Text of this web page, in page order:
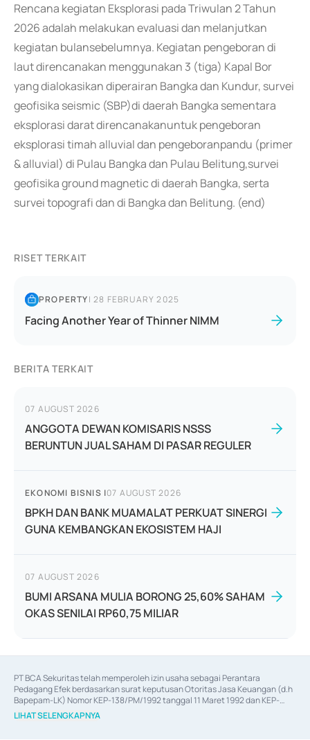
Rencana kegiatan Eksplorasi pada Triwulan 2 Tahun
2026 adalah melakukan evaluasi dan melanjutkan
kegiatan bulansebelumnya. Kegiatan pengeboran di
laut direncanakan menggunakan 3 (tiga) Kapal Bor
yang dialokasikan diperairan Bangka dan Kundur, survei
geofisika seismic (SBP)di daerah Bangka sementara
eksplorasi darat direncanakanuntuk pengeboran
eksplorasi timah alluvial dan pengeboranpandu (primer
& alluvial) di Pulau Bangka dan Pulau Belitung,survei
geofisika ground magnetic di daerah Bangka, serta
survei topografi dan di Bangka dan Belitung. (end)
RISET TERKAIT
PROPERTY|28 FEBRUARY 2025
Facing Another Year of Thinner NIMM
BERITA TERKAIT
07 AUGUST 2026
ANGGOTA DEWAN KOMISARIS NSSS
BERUNTUN JUAL SAHAM DI PASAR REGULER
EKONOMI BISNIS |07 AUGUST 2026
BPKH DAN BANK MUAMALAT PERKUAT SINERGI
GUNA KEMBANGKAN EKOSISTEM HAJI
07 AUGUST 2026
BUMI ARSANA MULIA BORONG 25,60% SAHAM
OKAS SENILAI RP60,75 MILIAR
PT BCA Sekuritas telah memperoleh izin usaha sebagai Perantara
Pedagang Efek berdasarkan surat keputusan Otoritas Jasa Keuangan (d.h
Bapepam-LK) Nomor KEP-138/PM/1992 tanggal 11 Maret 1992 dan KEP-
06/D.04/2014 tanggal 28 Februari 2014, izin usaha sebagai Penjamin Emisi
Efek berdasarkan surat keputusan Otoritas Jasa Keuangan Nomor KEP-
LIHAT SELENGKAPNYA